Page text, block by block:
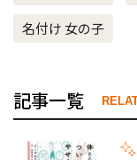
名付け 女の子
記事一覧